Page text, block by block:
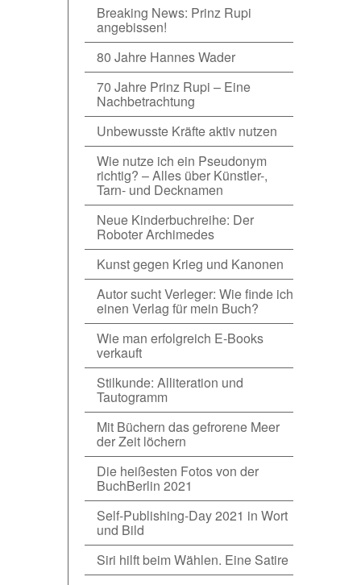
Breaking News: Prinz Rupi
angebissen!
80 Jahre Hannes Wader
70 Jahre Prinz Rupi – Eine
Nachbetrachtung
Unbewusste Kräfte aktiv nutzen
Wie nutze ich ein Pseudonym
richtig? – Alles über Künstler-,
Tarn- und Decknamen
Neue Kinderbuchreihe: Der
Roboter Archimedes
Kunst gegen Krieg und Kanonen
Autor sucht Verleger: Wie finde ich
einen Verlag für mein Buch?
Wie man erfolgreich E-Books
verkauft
Stilkunde: Alliteration und
Tautogramm
Mit Büchern das gefrorene Meer
der Zeit löchern
Die heißesten Fotos von der
BuchBerlin 2021
Self-Publishing-Day 2021 in Wort
und Bild
Siri hilft beim Wählen. Eine Satire